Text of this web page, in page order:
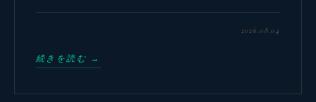
2026.08.04
続きを読む →